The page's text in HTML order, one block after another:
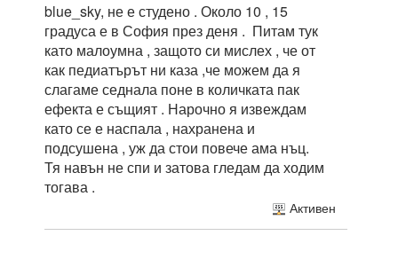
blue_sky, не е студено . Около 10 , 15
градуса е в София през деня . Питам тук
като малоумна , защото си мислех , че от
как педиатърът ни каза ,че можем да я
слагаме седнала поне в количката пак
ефекта е същият . Нарочно я извеждам
като се е наспала , нахранена и
подсушена , уж да стои повече ама нъц.
Тя навън не спи и затова гледам да ходим
тогава .
Активен